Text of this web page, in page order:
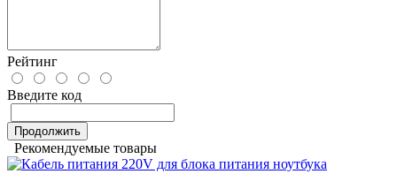
Рейтинг
Введите код
Продолжить
Рекомендуемые товары